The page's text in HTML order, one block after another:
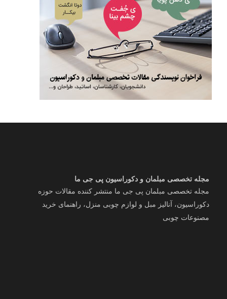
مجله تخصصی مبلمان و دکوراسیون پی جی ما
مجله تخصصی مبلمان پی جی ما منتشر کننده مقالات حوزه
دکوراسیون، آنالیز مبل و لوازم چوبی منزل، راهنمای خرید
مصنوعات چوبی